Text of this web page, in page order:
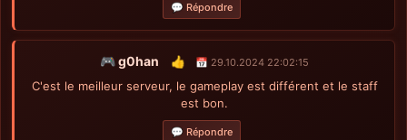
💬 Répondre
🎮 g0han 👍 📅 29.10.2024 22:02:15
C'est le meilleur serveur, le gameplay est différent et le staff
est bon.
💬 Répondre